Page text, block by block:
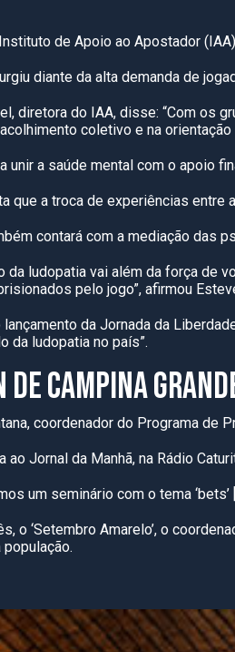
de Apoio ao Apostador
diante da alta demanda de
diretora do IAA, disse: “Com os
coletivo e na
unir a saúde mental com o apoio
que a troca de experiências
contará com a mediação das
da ludopatia vai além da força de
pelo jogo”, afirmou
lançamento da Jornada da
da ludopatia no país”.
DE CAMPINA
coordenador do Programa de
ao Jornal da Manhã, na Rádio
um seminário com o tema
o ‘Setembro Amarelo’, o